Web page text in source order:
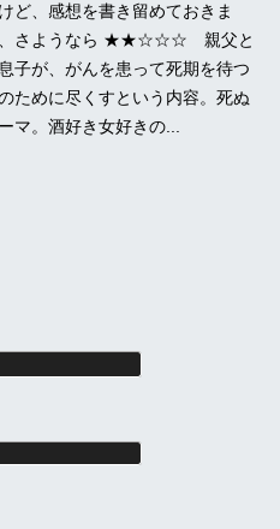
ど、感想を書き留めておきま
、さようなら ★★☆☆☆ 親父と
子が、がんを患って死期を待つ
ために尽くすという内容。死ぬ
マ。酒好き女好きの...